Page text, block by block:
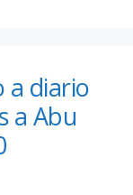
a diario
a Abu